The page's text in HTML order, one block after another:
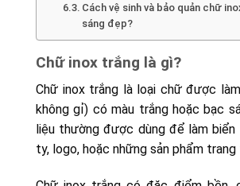
Cách vệ sinh và bảo quản chữ
sáng đẹp?
Chữ inox trắng là gì?
Chữ inox trắng là loại chữ được
không gỉ) có màu trắng hoặc bạc
liệu thường được dùng để làm biển
ty, logo, hoặc những sản phẩm trang